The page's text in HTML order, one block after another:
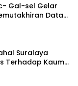
Gal-sel Gelar
Data
Suralaya
Terhadap Kaum